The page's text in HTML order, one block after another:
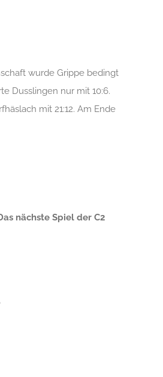
wurde Grippe bedingt
Dusslingen nur mit 10:6.
mit 21:12. Am Ende
nächste Spiel der C2